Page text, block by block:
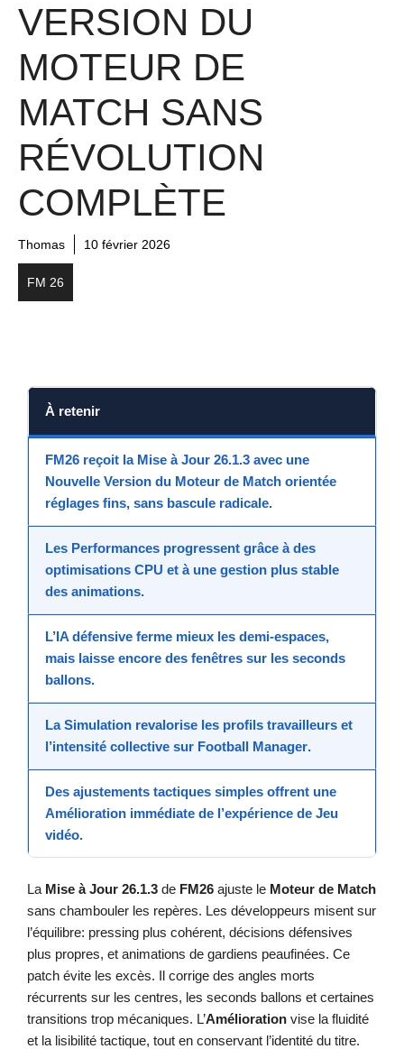
VERSION DU
MOTEUR DE
MATCH SANS
RÉVOLUTION
COMPLÈTE
Thomas 10 février 2026
FM 26
À retenir
FM26 reçoit la Mise à Jour 26.1.3 avec une
Nouvelle Version du Moteur de Match orientée
réglages fins, sans bascule radicale.
Les Performances progressent grâce à des
optimisations CPU et à une gestion plus stable
des animations.
L’IA défensive ferme mieux les demi-espaces,
mais laisse encore des fenêtres sur les seconds
ballons.
LaSimulation revalorise les profils travailleurs et
l’intensité collective sur Football Manager.
Des ajustements tactiques simples offrent une
Amélioration immédiate de l’expérience de Jeu
vidéo.
La Mise à Jour 26.1.3 de FM26 ajuste le Moteur de Match
sans chambouler les repères. Les développeurs misent sur
l’équilibre: pressing plus cohérent, décisions défensives
plus propres, et animations de gardiens peaufinées. Ce
patch évite les excès. Il corrige des angles morts
récurrents sur les centres, les seconds ballons et certaines
transitions trop mécaniques. L’Amélioration vise la fluidité
et la lisibilité tactique, tout en conservant l’identité du titre.